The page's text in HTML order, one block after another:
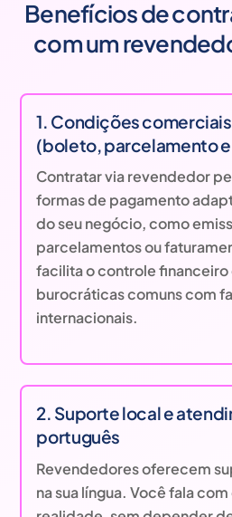
Benefícios de
com um
1. Condições
(boleto, parcelamento
Contratar via revendedor
formas de pagamento
do seu negócio, como
parcelamentos ou
facilita o controle financeiro
burocráticas comuns com
internacionais.
2. Suporte local e
português
Revendedores oferecem
na sua língua. Você fala